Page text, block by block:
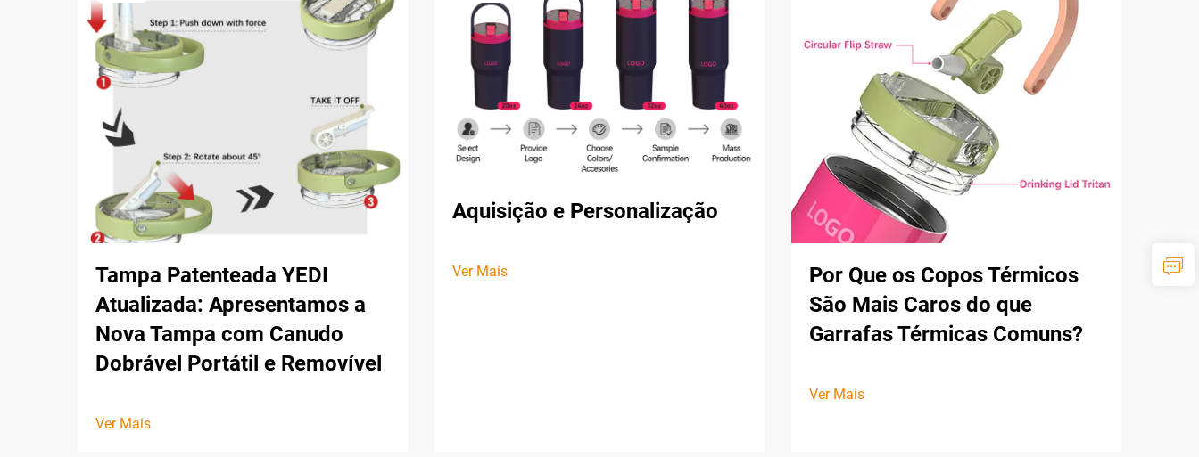
Tampa Patenteada YEDI
Atualizada: Apresentamos a
Nova Tampa com Canudo
Dobrável Portátil e Removível
Ver Mais
Aquisição e Personalização
Ver Mais
Por Que os Copos Térmicos
São Mais Caros do que
Garrafas Térmicas Comuns?
Ver Mais